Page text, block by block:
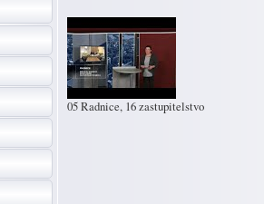
05 Radnice, 16 zastupitelstvo